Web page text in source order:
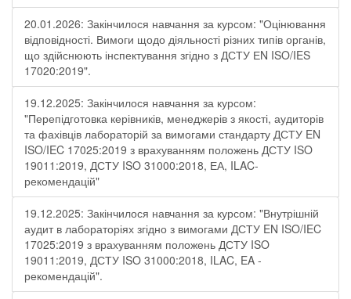
20.01.2026: Закінчилося навчання за курсом: "Оцінювання
відповідності. Вимоги щодо діяльності різних типів органів,
що здійснюють інспектування згідно з ДСТУ ЕN ISO/IES
17020:2019".
19.12.2025: Закінчилося навчання за курсом:
"Перепідготовка керівників, менеджерів з якості, аудиторів
та фахівців лабораторій за вимогами стандарту ДСТУ EN
ISO/IEC 17025:2019 з врахуванням положень ДСТУ ISO
19011:2019, ДСТУ ISO 31000:2018, ЕА, ILAC-
рекомендацій"
19.12.2025: Закінчилося навчання за курсом: "Внутрішній
аудит в лабораторіях згідно з вимогами ДСТУ EN ISO/IEC
17025:2019 з врахуванням положень ДСТУ ISO
19011:2019, ДСТУ ISO 31000:2018, ILAC, EA -
рекомендацій".